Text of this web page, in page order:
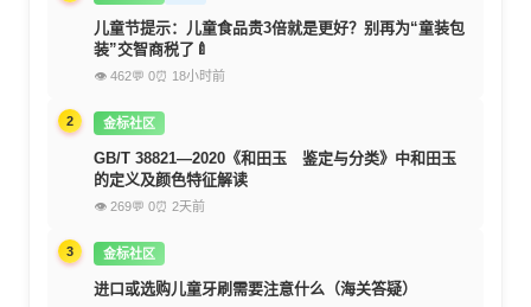
儿童节提示：儿童食品贵3倍就是更好？别再为“童装包
装”交智商税了🍼
👁 462💬 0⏰ 18小时前
2 金标社区
GB/T 38821—2020《和田玉 鉴定与分类》中和田玉
的定义及颜色特征解读
👁 269💬 0⏰ 2天前
3 金标社区
进口或选购儿童牙刷需要注意什么（海关答疑）